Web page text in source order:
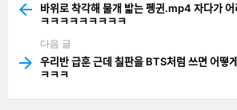
more 바위로 착각해 물개 밟는 펭귄.mp4 자다가
ㅋㅋㅋㅋㅋㅋㅋㅋㅋ
다음 글
우리반 급훈 근데 칠판을 BTS처럼 쓰면
ㅋㅋㅋ